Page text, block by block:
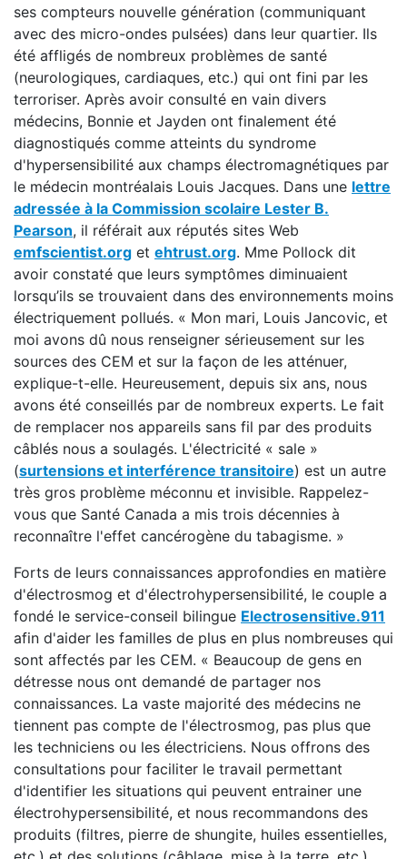
ses compteurs nouvelle génération (communiquant
avec des micro-ondes pulsées) dans leur quartier. Ils
été affligés de nombreux problèmes de santé
(neurologiques, cardiaques, etc.) qui ont fini par les
terroriser. Après avoir consulté en vain divers
médecins, Bonnie et Jayden ont finalement été
diagnostiqués comme atteints du syndrome
d'hypersensibilité aux champs électromagnétiques par
le médecin montréalais Louis Jacques. Dans une lettre
adressée à la Commission scolaire Lester B.
Pearson, il référait aux réputés sites Web
emfscientist.org et ehtrust.org. Mme Pollock dit
avoir constaté que leurs symptômes diminuaient
lorsqu’ils se trouvaient dans des environnements moins
électriquement pollués. « Mon mari, Louis Jancovic, et
moi avons dû nous renseigner sérieusement sur les
sources des CEM et sur la façon de les atténuer,
explique-t-elle. Heureusement, depuis six ans, nous
avons été conseillés par de nombreux experts. Le fait
de remplacer nos appareils sans fil par des produits
câblés nous a soulagés. L'électricité « sale »
(surtensions et interférence transitoire) est un autre
très gros problème méconnu et invisible. Rappelez-
vous que Santé Canada a mis trois décennies à
reconnaître l'effet cancérogène du tabagisme. »
Forts de leurs connaissances approfondies en matière
d'électrosmog et d'électrohypersensibilité, le couple a
fondé le service-conseil bilingue Electrosensitive.911
afin d'aider les familles de plus en plus nombreuses qui
sont affectés par les CEM. « Beaucoup de gens en
détresse nous ont demandé de partager nos
connaissances. La vaste majorité des médecins ne
tiennent pas compte de l'électrosmog, pas plus que
les techniciens ou les électriciens. Nous offrons des
consultations pour faciliter le travail permettant
d'identifier les situations qui peuvent entrainer une
électrohypersensibilité, et nous recommandons des
produits (filtres, pierre de shungite, huiles essentielles,